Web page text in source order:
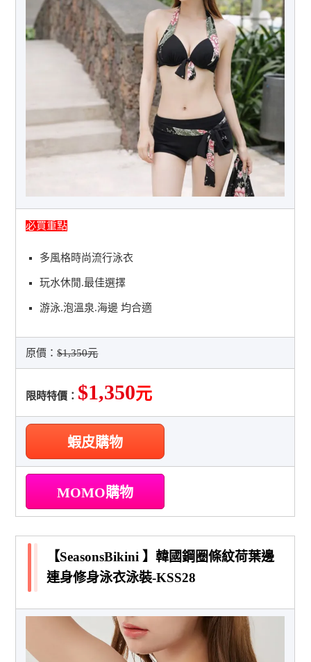
必買重點
多風格時尚流行泳衣
玩水休閒.最佳選擇
游泳.泡溫泉.海邊 均合適
原價：$1,350元
限時特價： $1,350元
蝦皮購物
MOMO購物
【SeasonsBikini 】韓國鋼圈條紋荷葉邊
連身修身泳衣泳裝-KSS28